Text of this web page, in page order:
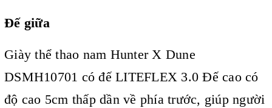
Đế giữa
Giày thể thao nam Hunter X Dune
DSMH10701 có đế LITEFLEX 3.0 Đế cao có
độ cao 5cm thấp dần về phía trước, giúp người